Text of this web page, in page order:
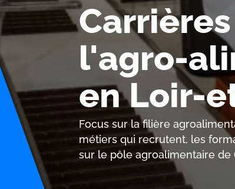
l'agro-
en Loir-
Focus sur la filière
métiers qui recrutent, les
sur le pôle agroalimentaire de